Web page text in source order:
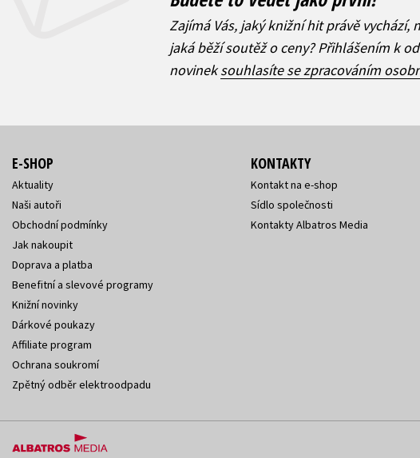
Zajímá Vás, jaký knižní hit právě vychází,
jaká běží soutěž o ceny? Přihlášením k
novineksouhlasíte se zpracováním
E-SHOP
Aktuality
Naši autoři
Obchodní podmínky
Jak nakoupit
Doprava a platba
Benefitní a slevové programy
Knižní novinky
Dárkové poukazy
Affiliate program
Ochrana soukromí
Zpětný odběr elektroodpadu
KONTAKTY
Kontakt na e-shop
Sídlo společnosti
Kontakty Albatros Media